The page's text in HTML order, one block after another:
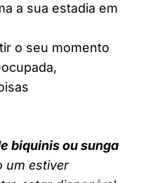
a sua estadia em
o seu momento
biquinis ou sunga
um estiver